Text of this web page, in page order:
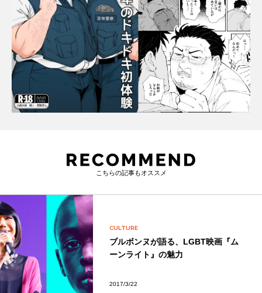
こちらの記事もオススメ
CULTURE
ブルボンヌが語る、LGBT映画『ム
ーンライト』の魅力
2017/3/22